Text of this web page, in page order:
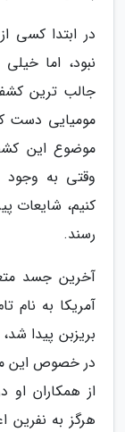
در ابتدا کسی
نبود، اما
جالب ترین
موضوع این
وقتی به
کنیم، شایعات
رسند.
آخرین جسد
بریزبن پیدا
در خصوص این
از همکاران
هرگز به نفرین